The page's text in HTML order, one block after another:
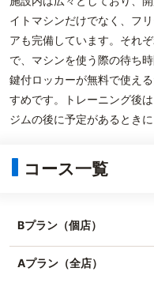
イトマシンだけでなく、フ
アも完備しています。それ
で、マシンを使う際の待ち
鍵付ロッカーが無料で使え
すめです。トレーニング後
ジムの後に予定があるときに
コース一覧
Bプラン（個店）
Aプラン（全店）